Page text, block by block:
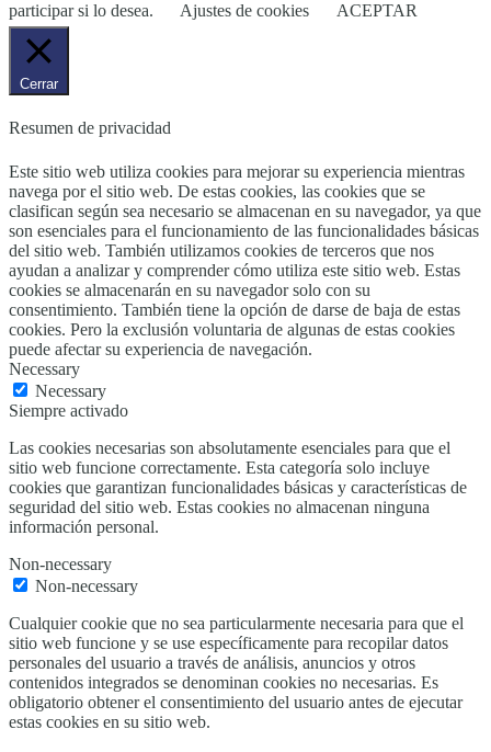
participar si lo desea.
Ajustes de cookies ACEPTAR
Cerrar
Resumen de privacidad
Este sitio web utiliza cookies para mejorar su experiencia mientras
navega por el sitio web. De estas cookies, las cookies que se
clasifican según sea necesario se almacenan en su navegador, ya que
son esenciales para el funcionamiento de las funcionalidades básicas
del sitio web. También utilizamos cookies de terceros que nos
ayudan a analizar y comprender cómo utiliza este sitio web. Estas
cookies se almacenarán en su navegador solo con su
consentimiento. También tiene la opción de darse de baja de estas
cookies. Pero la exclusión voluntaria de algunas de estas cookies
puede afectar su experiencia de navegación.
Necessary
Necessary
Siempre activado
Las cookies necesarias son absolutamente esenciales para que el
sitio web funcione correctamente. Esta categoría solo incluye
cookies que garantizan funcionalidades básicas y características de
seguridad del sitio web. Estas cookies no almacenan ninguna
información personal.
Non-necessary
Non-necessary
Cualquier cookie que no sea particularmente necesaria para que el
sitio web funcione y se use específicamente para recopilar datos
personales del usuario a través de análisis, anuncios y otros
contenidos integrados se denominan cookies no necesarias. Es
obligatorio obtener el consentimiento del usuario antes de ejecutar
estas cookies en su sitio web.